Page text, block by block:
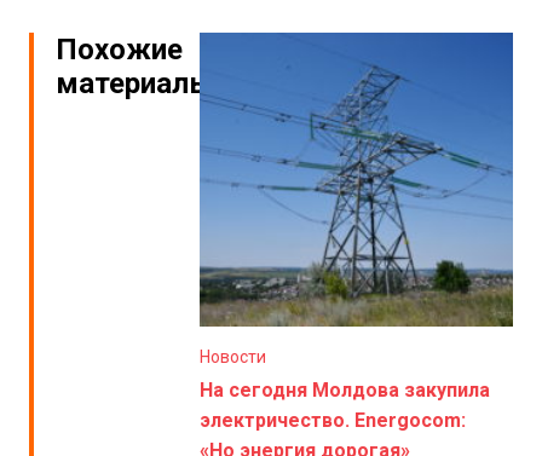
Похожие
материалы
Новости
На сегодня Молдова закупила
электричество. Energocom:
«Но энергия дорогая»